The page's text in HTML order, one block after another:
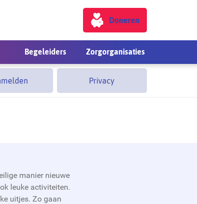
Doneren
Begeleiders Zorgorganisaties
Privacy
manier nieuwe
leuke activiteiten.
uitjes. Zo gaan